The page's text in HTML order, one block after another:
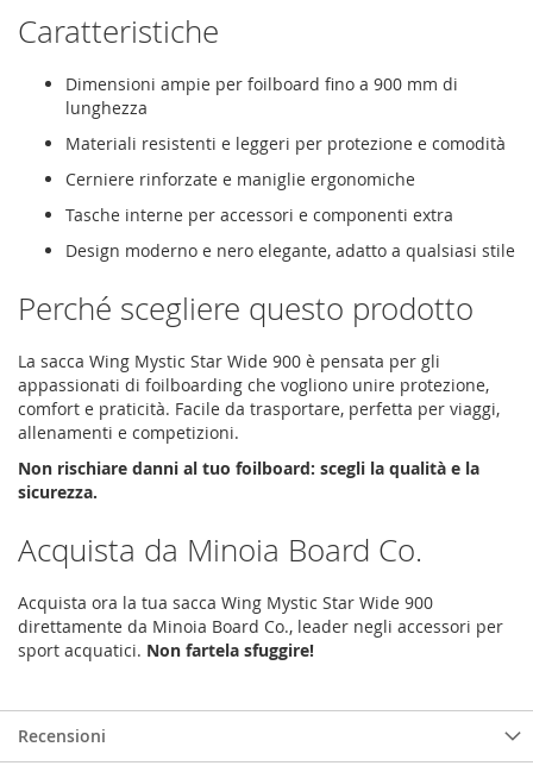
Caratteristiche
Dimensioni ampie per foilboard fino a 900 mm di
lunghezza
Materiali resistenti e leggeri per protezione e comodità
Cerniere rinforzate e maniglie ergonomiche
Tasche interne per accessori e componenti extra
Design moderno e nero elegante, adatto a qualsiasi stile
Perché scegliere questo prodotto
La sacca Wing Mystic Star Wide 900 è pensata per gli
appassionati di foilboarding che vogliono unire protezione,
comfort e praticità. Facile da trasportare, perfetta per viaggi,
allenamenti e competizioni.
Non rischiare danni al tuo foilboard: scegli la qualità e la
sicurezza.
Acquista da Minoia Board Co.
Acquista ora la tua sacca Wing Mystic Star Wide 900
direttamente da Minoia Board Co., leader negli accessori per
sport acquatici. Non fartela sfuggire!
Recensioni